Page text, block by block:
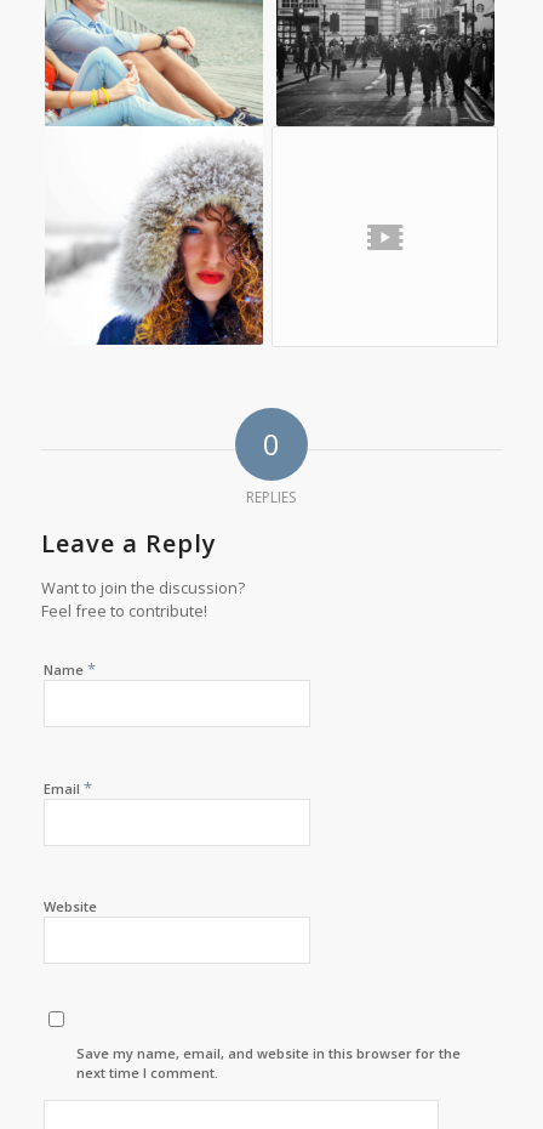
0
REPLIES
Leave a Reply
Want to join the discussion?
Feel free to contribute!
Name *
Email *
Website
Save my name, email, and website in this browser for the
next time I comment.